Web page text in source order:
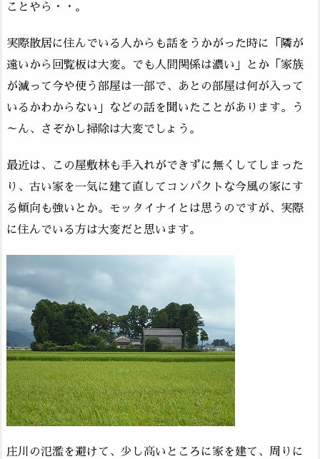
ことやら・・。
実際散居に住んでいる人からも話をうかがった時に「隣が
遠いから回覧板は大変。でも人間関係は濃い」とか「家族
が減って今や使う部屋は一部で、あとの部屋は何が入って
いるかわからない」などの話を聞いたことがあります。う
～ん、さぞかし掃除は大変でしょう。
最近は、この屋敷林も手入れができずに無くしてしまった
り、古い家を一気に建て直してコンパクトな今風の家にす
る傾向も強いとか。モッタイナイとは思うのですが、実際
に住んでいる方は大変だと思います。
庄川の氾濫を避けて、少し高いところに家を建て、周りに